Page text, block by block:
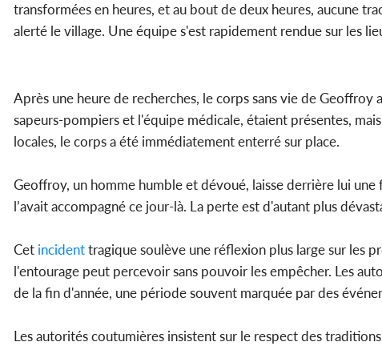
transformées en heures, et au bout de deux heures, aucune
alerté le village. Une équipe s'est rapidement rendue sur les
Après une heure de recherches, le corps sans vie de
sapeurs-pompiers et l'équipe médicale, étaient présentes,
locales, le corps a été immédiatement enterré sur place.
Geoffroy, un homme humble et dévoué, laisse derrière lui
l’avait accompagné ce jour-là. La perte est d'autant plus
Cet incidenttragique soulève une réflexion plus large sur les
l'entourage peut percevoir sans pouvoir les empêcher. Les
de la fin d'année, une période souvent marquée par des
Les autorités coutumières insistent sur le respect des